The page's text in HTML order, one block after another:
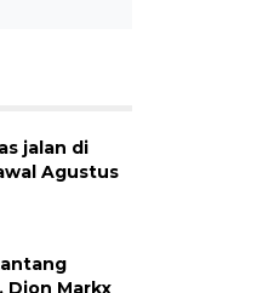
jalan di
Agustus
Dion Markx